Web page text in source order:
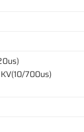
700us)